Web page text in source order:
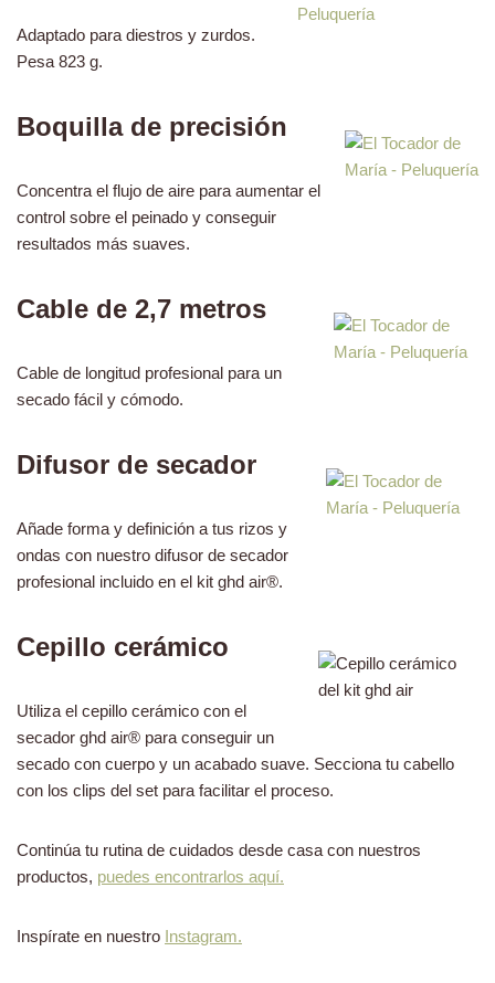
Adaptado para diestros y zurdos.
Pesa 823 g.
Boquilla de precisión
Concentra el flujo de aire para aumentar el
control sobre el peinado y conseguir
resultados más suaves.
Cable de 2,7 metros
Cable de longitud profesional para un
secado fácil y cómodo.
Difusor de secador
Añade forma y definición a tus rizos y
ondas con nuestro difusor de secador
profesional incluido en el kit ghd air®.
Cepillo cerámico
Utiliza el cepillo cerámico con el
secador ghd air® para conseguir un
secado con cuerpo y un acabado suave. Secciona tu cabello
con los clips del set para facilitar el proceso.
Continúa tu rutina de cuidados desde casa con nuestros
productos, puedes encontrarlos aquí.
Inspírate en nuestro Instagram.